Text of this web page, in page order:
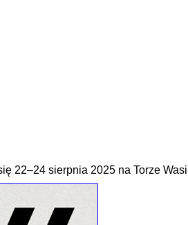
22–24 sierpnia 2025 na Torze